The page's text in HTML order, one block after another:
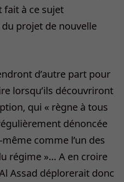
à ce sujet
projet de nouvelle
d’autre part pour
lorsqu’ils découvriront
qui « règne à tous
dénoncée
comme l’un des
régime »… A en croire
Assad déplorerait donc